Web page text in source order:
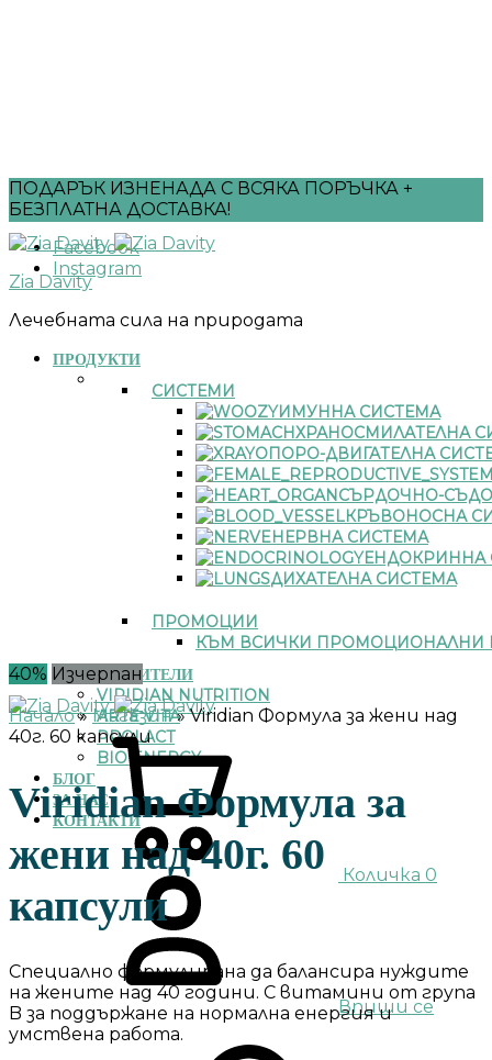
ПОДАРЪК ИЗНЕНАДА С ВСЯКА ПОРЪЧКА +
БЕЗПЛАТНА ДОСТАВКА!
Facebook
Instagram
Zia Davity
Лечебната сила на природата
ПРОДУКТИ
СИСТЕМИ
ИМУННА СИСТЕМА
ХРАНОСМИЛАТЕЛНА
ОПОРО-ДВИГАТЕЛНА
СЪРДОЧНО-
КРЪВОНОСНА
НЕРВНА СИСТЕМА
ЕНДОКРИННА
ДИХАТЕЛНА СИСТЕМА
ПРОМОЦИИ
КЪМ ВСИЧКИ ПРОМОЦИОНАЛНИ
ПРОИЗВОДИТЕЛИ
VIRIDIAN NUTRITION
ARTE VITA
PROLACT
BIO ENERGY
БЛОГ
ЗА НАС
КОНТАКТИ
Впиши се
Количка 0
40% Изчерпан
Начало»Магазин»Viridian Формула за жени над
40г. 60 капсули
Viridian Формула за
жени над 40г. 60
капсули
Специално формулирана да балансира нуждите
на жените над 40 години. С витамини от група
B за поддържане на нормална енергия и
умствена работа.